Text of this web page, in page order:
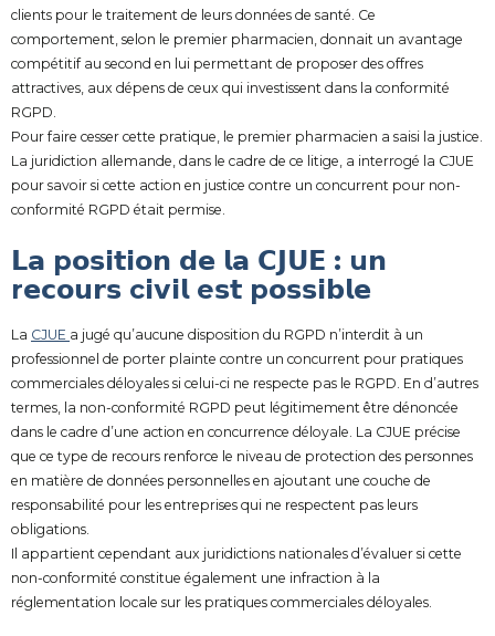
clients pour le traitement de leurs données de santé. Ce
comportement, selon le premier pharmacien, donnait un avantage
compétitif au second en lui permettant de proposer des offres
attractives, aux dépens de ceux qui investissent dans la conformité
RGPD.
Pour faire cesser cette pratique, le premier pharmacien a saisi la justice.
La juridiction allemande, dans le cadre de ce litige, a interrogé la CJUE
pour savoir si cette action en justice contre un concurrent pour non-
conformité RGPD était permise.
𝗟𝗮 p𝗼𝘀𝗶𝘁𝗶𝗼𝗻 𝗱𝗲 𝗹𝗮 𝗖𝗝𝗨𝗘 : u𝗻
r𝗲𝗰𝗼𝘂𝗿𝘀 c𝗶𝘃𝗶𝗹 e𝘀𝘁 p𝗼𝘀𝘀𝗶𝗯𝗹𝗲
La CJUE a jugé qu’aucune disposition du RGPD n’interdit à un
professionnel de porter plainte contre un concurrent pour pratiques
commerciales déloyales si celui-ci ne respecte pas le RGPD. En d’autres
termes, la non-conformité RGPD peut légitimement être dénoncée
dans le cadre d’une action en concurrence déloyale. La CJUE précise
que ce type de recours renforce le niveau de protection des personnes
en matière de données personnelles en ajoutant une couche de
responsabilité pour les entreprises qui ne respectent pas leurs
obligations.
Il appartient cependant aux juridictions nationales d’évaluer si cette
non-conformité constitue également une infraction à la
réglementation locale sur les pratiques commerciales déloyales.